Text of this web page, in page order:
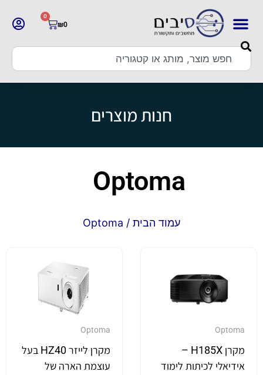
₪0
0
חנות מוצרים
Optoma
עמוד הבית / Optoma
Optoma
מקרן H185X –
אידיאלי לכיתות לימוד
Optoma
מקרן לייזר HZ40 בעל
עוצמת הארה של